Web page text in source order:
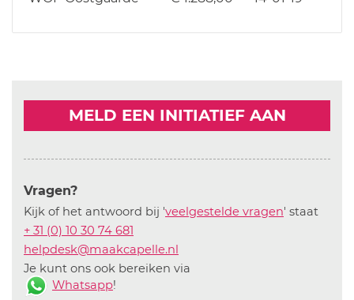
MELD EEN INITIATIEF AAN
Vragen?
Kijk of het antwoord bij 'veelgestelde vragen' staat
+ 31 (0) 10 30 74 681
helpdesk@maakcapelle.nl
Je kunt ons ook bereiken via
Whatsapp!